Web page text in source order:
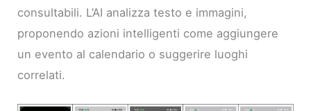
consultabili. L’AI analizza testo e immagini,
proponendo azioni intelligenti come aggiungere
un evento al calendario o suggerire luoghi
correlati.